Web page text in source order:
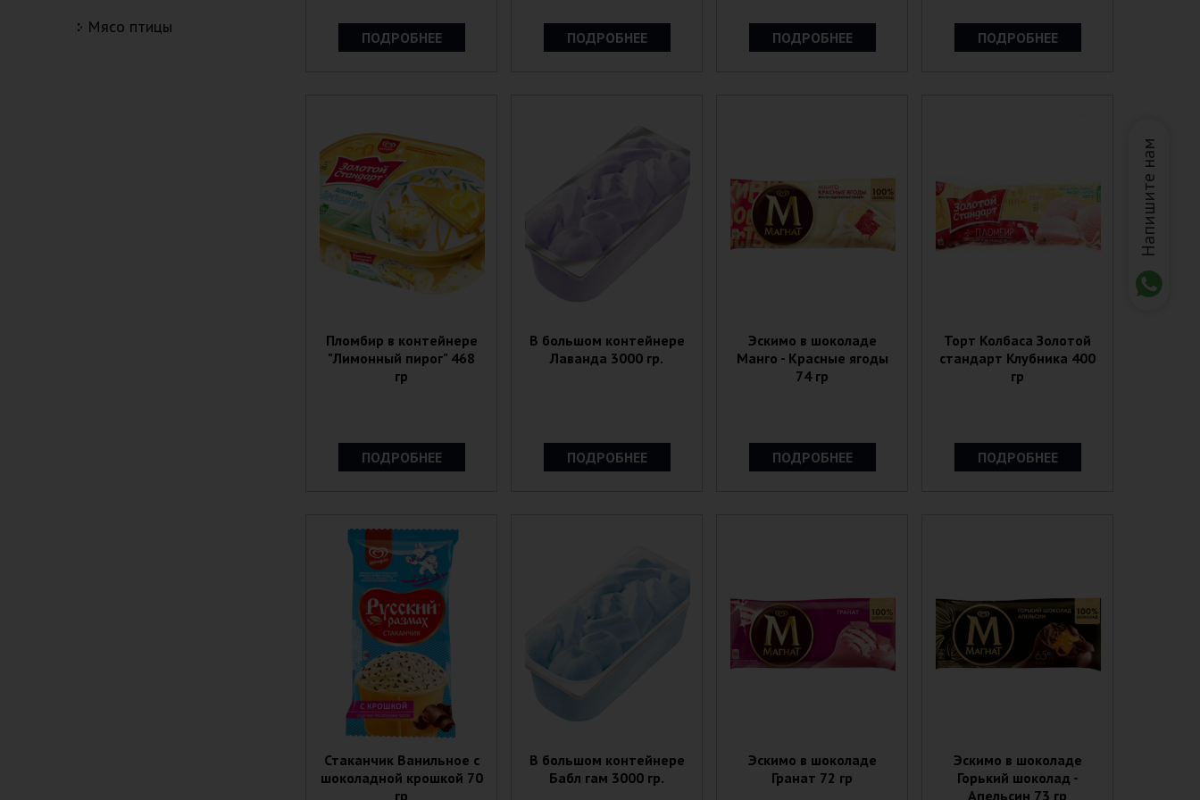
мясо птицы
ПОДРОБНЕЕ ПОДРОБНЕЕ ПОДРОБНЕЕ ПОДРОБНЕЕ
Пломбир в контейнере
"Лимонный пирог" 468
гр
ПОДРОБНЕЕ
В большом контейнере
Лаванда 3000 гр.
ПОДРОБНЕЕ
Эскимо в шоколаде
Манго - Красные ягоды
74 гр
ПОДРОБНЕЕ
Торт Колбаса Золотой
стандарт Клубника 400
гр
ПОДРОБНЕЕ
Стаканчик Ванильное с
шоколадной крошкой 70
гр
В большом контейнере
Бабл гам 3000 гр.
Эскимо в шоколаде
Гранат 72 гр
Эскимо в шоколаде
Горький шоколад -
Апельсин 73 гр
Напишите нам